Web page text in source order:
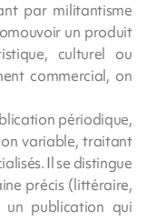
par militantisme
un produit
culturel ou
commercial, on
périodique,
variable, traitant
Il se distingue
précis (littéraire,
un publication qui